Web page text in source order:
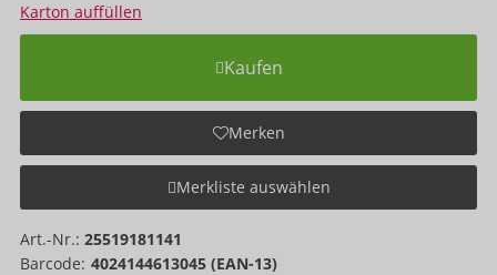
Karton auffüllen
Kaufen
Merken
Merkliste auswählen
Art.-Nr.: 25519181141
Barcode: 4024144613045 (EAN-13)